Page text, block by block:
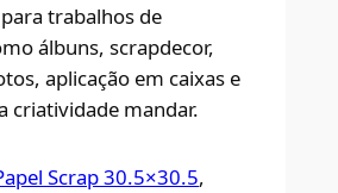
trabalhos de
álbuns, scrapdecor,
aplicação em caixas e
criatividade mandar.
Scrap 30.5×30.5